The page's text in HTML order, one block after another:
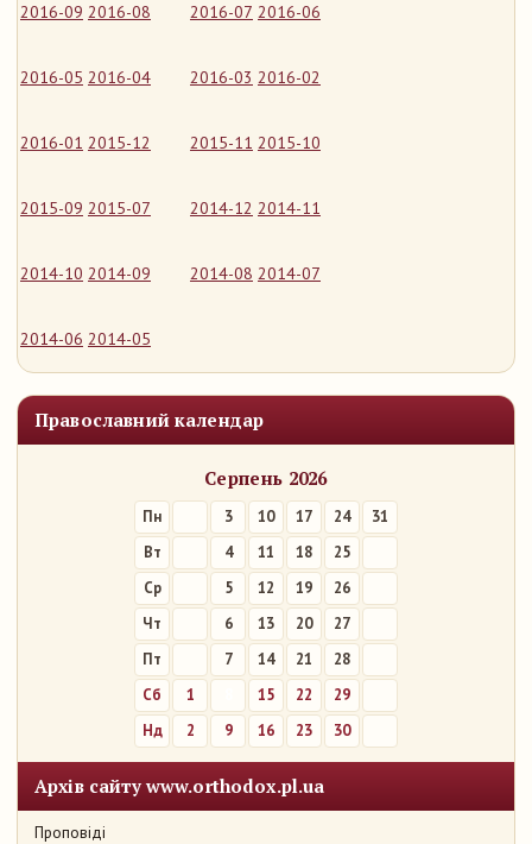
2016-09 2016-08 2016-07 2016-06
2016-05 2016-04 2016-03 2016-02
2016-01 2015-12 2015-11 2015-10
2015-09 2015-07 2014-12 2014-11
2014-10 2014-09 2014-08 2014-07
2014-06 2014-05
Православний календар
Серпень 2026
Пн 3 10 17 24
31
Вт
4 11 18
25
Ср
5 12 19
26
Чт
6 13 20
27
Пт
7 14 21
28
Сб
1 15 22
29
Нд
2 9 16 23 30
Архів сайту www.orthodox.pl.ua
Проповіді